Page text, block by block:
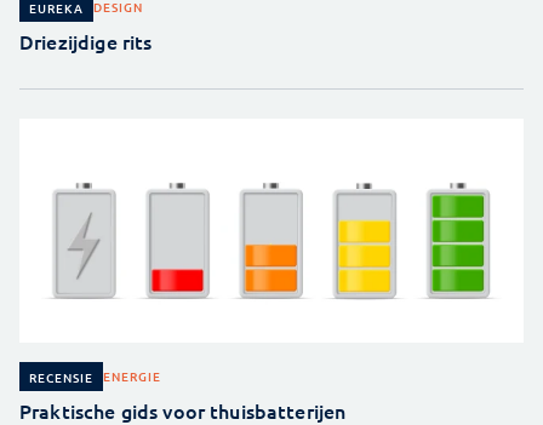
EUREKA DESIGN
Driezijdige rits
RECENSIE ENERGIE
Praktische gids voor thuisbatterijen